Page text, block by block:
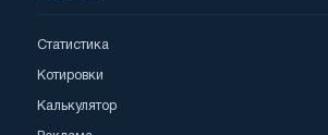
Статистика
Котировки
Калькулятор